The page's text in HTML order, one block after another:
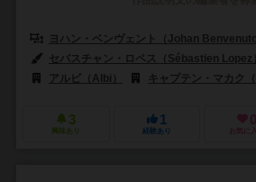
ヨハン・ベンヴェント（Johan Benvenuto
セバスチャン・ロペス（Sébastien Lopez）
アルビ（Albi）
キャプテン・マカク
3
興味あり
1
経験あり
0
お気に